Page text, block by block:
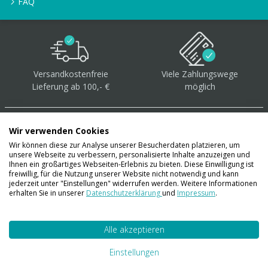
Versandkostenfreie
Lieferung ab 100,- €
Viele Zahlungswege
möglich
Über 40.000 Artikel auf
Lager
Wir verwenden Cookies
Wir können diese zur Analyse unserer Besucherdaten platzieren, um
unsere Webseite zu verbessern, personalisierte Inhalte anzuzeigen und
Ihnen ein großartiges Webseiten-Erlebnis zu bieten. Diese Einwilligung ist
freiwillig, für die Nutzung unserer Website nicht notwendig und kann
jederzeit unter "Einstellungen" widerrufen werden. Weitere Informationen
erhalten Sie in unserer Datenschutzerklärungund Impressum.
Alle akzeptieren
Einstellungen